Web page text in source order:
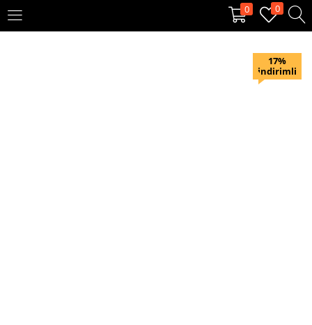
0 0
KAYIT OL
17%
indirimli